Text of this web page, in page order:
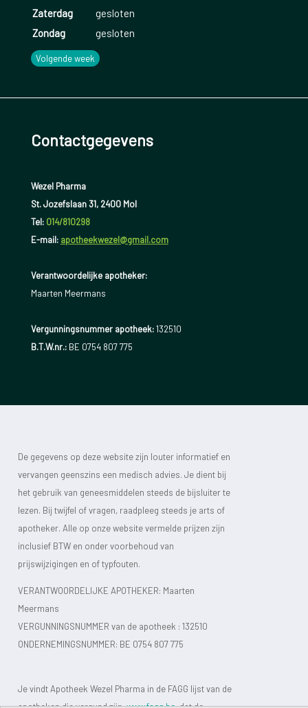
Zaterdag
gesloten
Zondag
gesloten
Volgende week
Contactgegevens
Wezel Pharma
St. Jozefslaan 31, 2400 Mol
Tel: 014/810298
E-mail: apotheekwezel@gmail.com
Verantwoordelijke apotheker:
Maarten Meermans
Vergunningsnummer apotheek:132510
B.T.W.nr.:BE 0754 807 775
De gegevens op deze website zijn louter informatief en
vervangen geenszins een medisch advies. Je dient bij
het gebruik van geneesmiddelen steeds de bijsluiter te
lezen. Bij twijfel of vragen, raadpleeg steeds je arts of
apotheker. Alle op onze website vermelde prijzen zijn
inclusief BTW en onder voorbehoud van
prijswijzigingen en of typfouten.
VERANTWOORDELIJKE APOTHEKER: Maarten
Meermans
VERGUNNINGSNUMMER van de apotheek : 132510
ONDERNEMINGSNUMMER: BE 0754 807 775
Je vindt Apotheek Wezel Pharma in de FAGG lijst van de